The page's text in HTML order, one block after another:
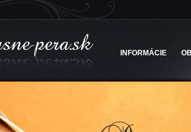
INFORMÁCIE